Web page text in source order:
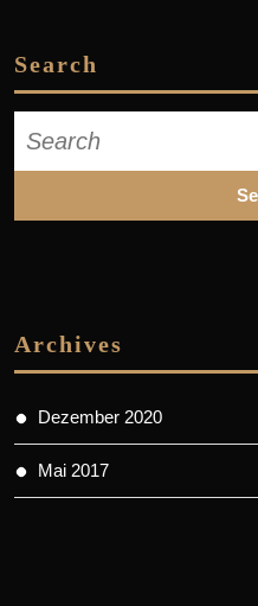
Search
for:
Archives
Dezember 2020
Mai 2017